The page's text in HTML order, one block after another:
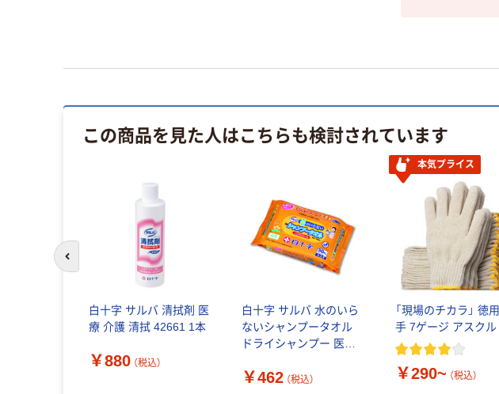
この商品を見た人はこちらも検討されています
白十字 サルバ 清拭剤 医
療 介護 清拭 42661 1本
￥880 （税込）
白十字 サルバ 水のいら
ないシャンプータオル
ドライシャンプー 医療
パック（30枚入）
￥462 （税込）
本気プライス
「現場のチカラ」 徳
手 7ゲージ アスクル
￥290~ （税込）
前のスライドへ